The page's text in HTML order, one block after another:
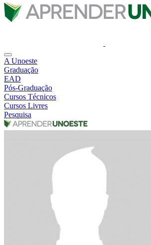
A Unoeste
Graduação
EAD
Pós-Graduação
Cursos Técnicos
Cursos Livres
Pesquisa